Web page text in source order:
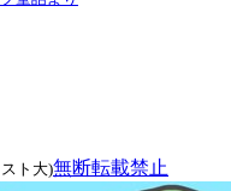
ト大)無断転載禁止